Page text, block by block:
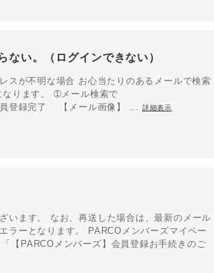
い。（ログインできない）
スが不明な場合 お心当たりのあるメールで検索
なります。 ➀メール検索で
員登録完了 【メール画像】 ...
詳細表示
います。 なお、再送した場合は、最新のメール
ラーとなります。 PARCOメンバーズマイペー
【PARCOメンバーズ】会員登録お手続きのご